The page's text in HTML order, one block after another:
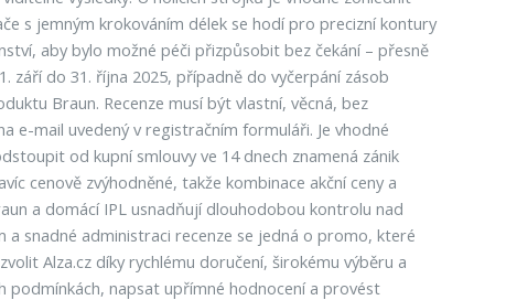
s jemným krokováním délek se hodí pro precizní kontury
aby bylo možné péči přizpůsobit bez čekání – přesně
září do 31. října 2025, případně do vyčerpání zásob
Braun. Recenze musí být vlastní, věcná, bez
e-mail uvedený v registračním formuláři. Je vhodné
od kupní smlouvy ve 14 dnech znamená zánik
cenově zvýhodněné, takže kombinace akční ceny a
a domácí IPL usnadňují dlouhodobou kontrolu nad
a snadné administraci recenze se jedná o promo, které
Alza.cz díky rychlému doručení, širokému výběru a
napsat upřímné hodnocení a provést